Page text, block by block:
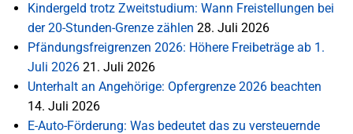
Kindergeld trotz Zweitstudium: Wann Freistellungen bei
der 20-Stunden-Grenze zählen 28. Juli 2026
Pfändungsfreigrenzen 2026: Höhere Freibeträge ab 1.
Juli 2026 21. Juli 2026
Unterhalt an Angehörige: Opfergrenze 2026 beachten
14. Juli 2026
E-Auto-Förderung: Was bedeutet das zu versteuernde